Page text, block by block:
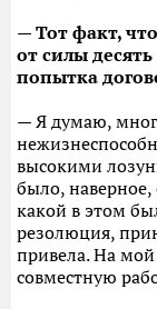
— Тот факт,
от силы
попытка
— Я думаю,
высокими
было, наверное,
какой в этом
резолюция,
привела. На мой
совместную